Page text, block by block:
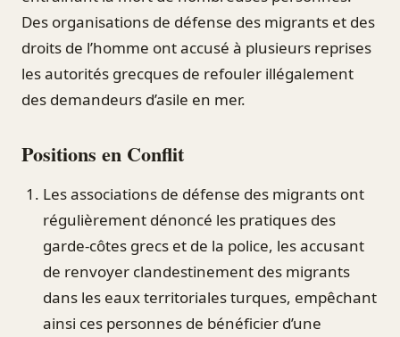
Des organisations de défense des migrants et des
droits de l’homme ont accusé à plusieurs reprises
les autorités grecques de refouler illégalement
des demandeurs d’asile en mer.
Positions en Conflit
Les associations de défense des migrants ont
régulièrement dénoncé les pratiques des
garde-côtes grecs et de la police, les accusant
de renvoyer clandestinement des migrants
dans les eaux territoriales turques, empêchant
ainsi ces personnes de bénéficier d’une